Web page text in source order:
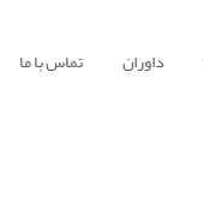
داوران تماس با ما